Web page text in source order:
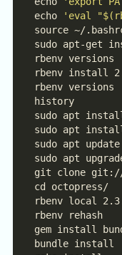
echo
'eval